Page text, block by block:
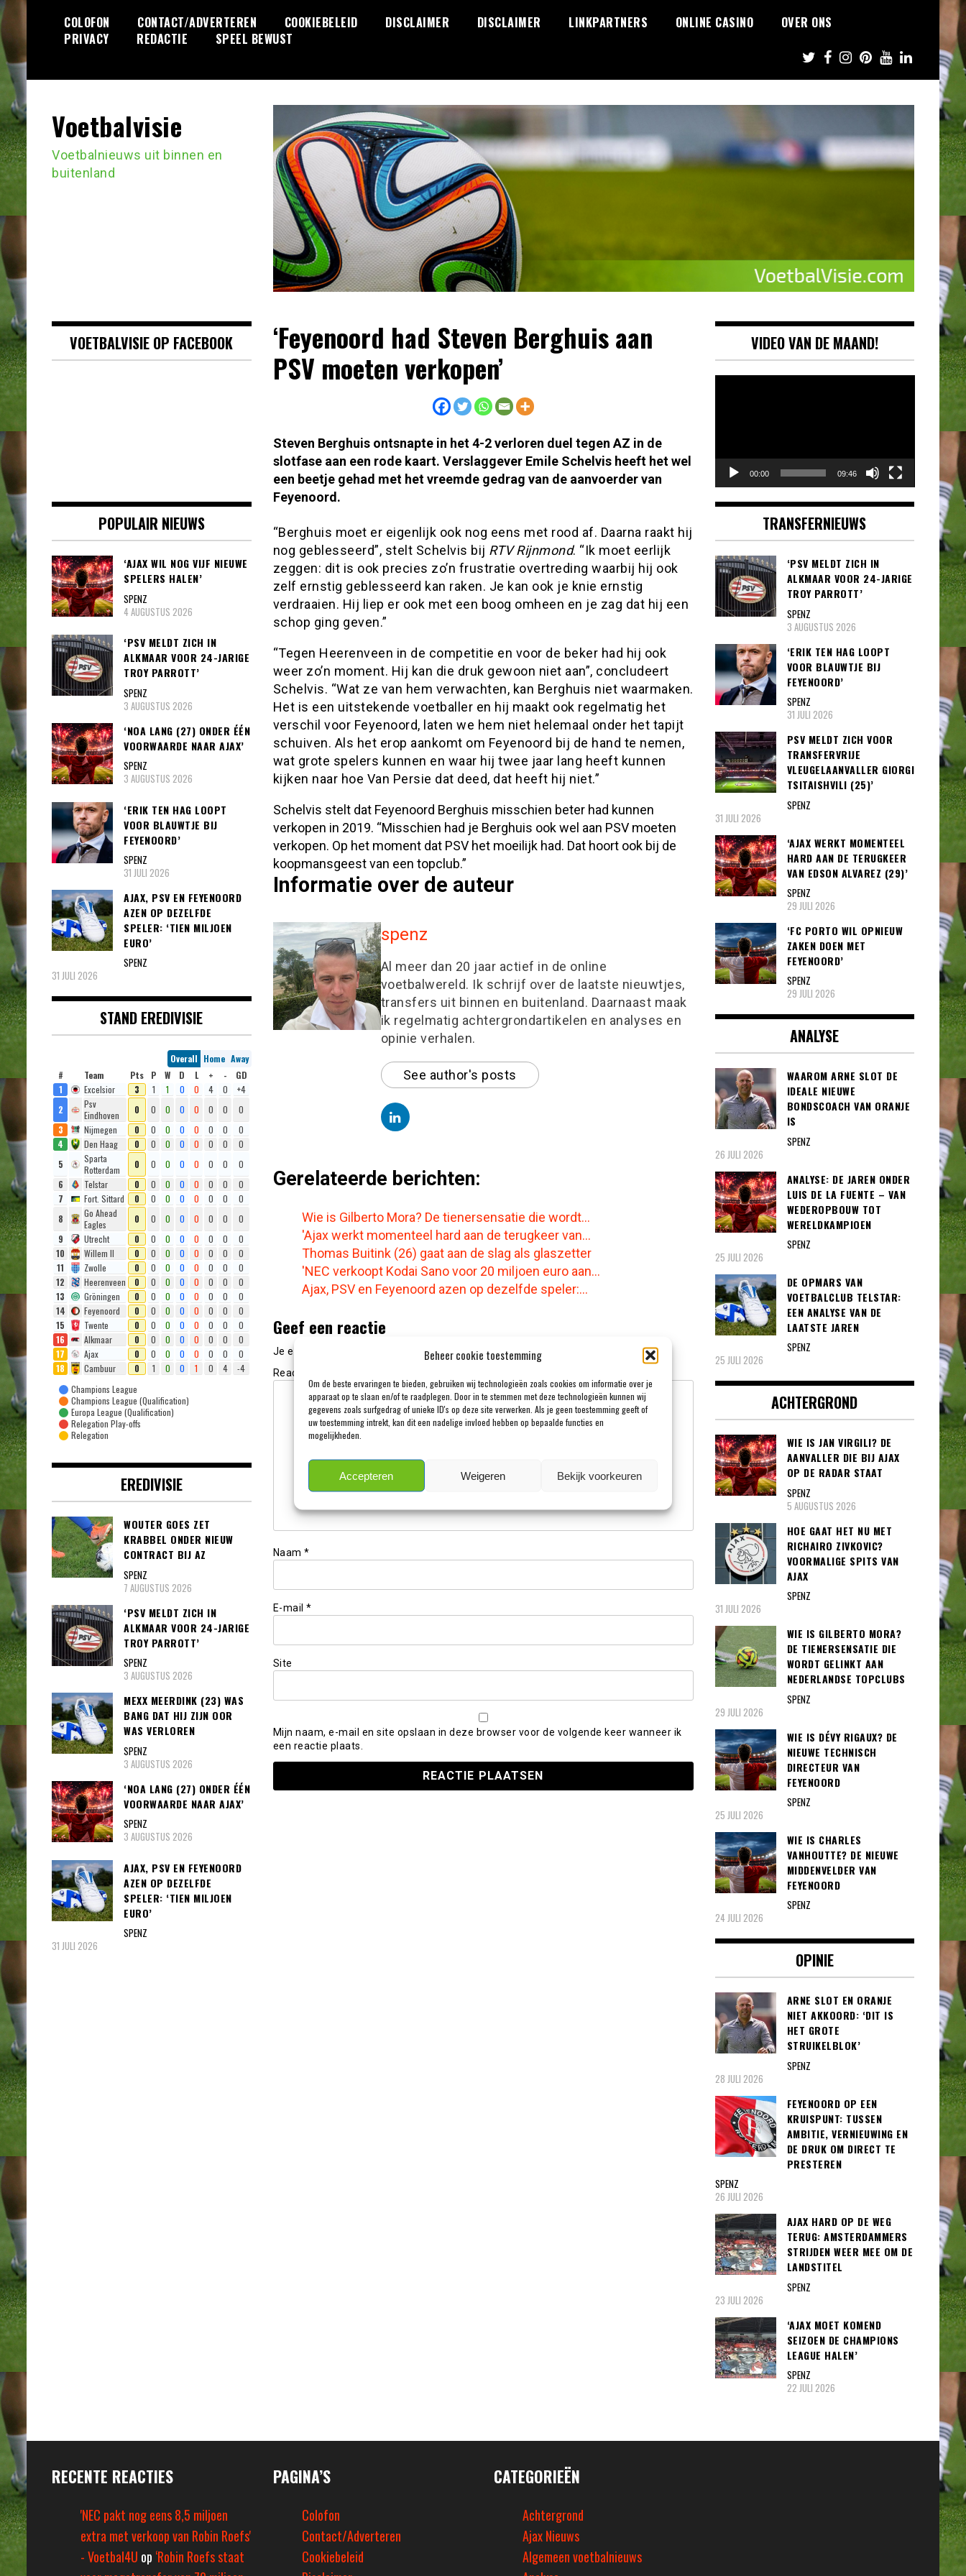
Beheer cookie toestemming
Om de beste ervaringen te bieden, gebruiken wij technologieën zoals cookies om informatie over je
apparaat op te slaan en/of te raadplegen. Door in te stemmen met deze technologieën kunnen wij
gegevens zoals surfgedrag of unieke ID's op deze site verwerken. Als je geen toestemming geeft of
uw toestemming intrekt, kan dit een nadelige invloed hebben op bepaalde functies en
mogelijkheden.
Accepteren Weigeren Bekijk voorkeuren
Ga
de
inhoud
COLOFON CONTACT/ADVERTEREN COOKIEBELEID DISCLAIMER DISCLAIMER LINKPARTNERS ONLINE CASINO
OVER ONS
PRIVACY
REDACTIE SPEEL BEWUST
Voetbalvisie
Voetbalnieuws uit binnen en
buitenland
‘Feyenoord had Steven Berghuis aan
PSV moeten verkopen’
Steven Berghuis ontsnapte in het 4-2 verloren duel tegen AZ in de
slotfase aan een rode kaart. Verslaggever Emile Schelvis heeft het wel
een beetje gehad met het vreemde gedrag van de aanvoerder van
Feyenoord.
“Berghuis moet er eigenlijk ook nog eens met rood af. Daarna raakt hij
nog geblesseerd”, stelt Schelvis bij RTV Rijnmond. “Ik moet eerlijk
zeggen: dit is ook precies zo’n frustratie overtreding waarbij hij ook
zelf ernstig geblesseerd kan raken. Je kan ook je knie ernstig
verdraaien. Hij liep er ook met een boog omheen en je zag dat hij een
schop ging geven.”
“Tegen Heerenveen in de competitie en voor de beker had hij ook
weer zo’n moment. Hij kan die druk gewoon niet aan”, concludeert
Schelvis. “Wat ze van hem verwachten, kan Berghuis niet waarmaken.
Het is een uitstekende voetballer en hij maakt ook regelmatig het
verschil voor Feyenoord, laten we hem niet helemaal onder het tapijt
schuiven. Als het erop aankomt om Feyenoord bij de hand te nemen,
wat grote spelers kunnen en waar hij twee jaar lang heeft kunnen
kijken naar hoe Van Persie dat deed, dat heeft hij niet.”
Schelvis stelt dat Feyenoord Berghuis misschien beter had kunnen
verkopen in 2019. “Misschien had je Berghuis ook wel aan PSV moeten
verkopen. Op het moment dat PSV het moeilijk had. Dat hoort ook bij de
koopmansgeest van een topclub.”
Informatie over de auteur
spenz
Al meer dan 20 jaar actief in de online
voetbalwereld. Ik schrijf over de laatste nieuwtjes,
transfers uit binnen en buitenland. Daarnaast maak
ik regelmatig achtergrondartikelen en analyses en
opinie verhalen.
See author's posts
Gerelateerde berichten:
Wie is Gilberto Mora? De tienersensatie die wordt…
'Ajax werkt momenteel hard aan de terugkeer van…
Thomas Buitink (26) gaat aan de slag als glaszetter
'NEC verkoopt Kodai Sano voor 20 miljoen euro aan…
Ajax, PSV en Feyenoord azen op dezelfde speler:…
Geef een reactie
Je e-mailadres wordt niet gepubliceerd. Vereiste velden zijn gemarkeerd met*
Reactie
Naam *
E-mail *
Site
Mijn naam, e-mail en site opslaan in deze browser voor de volgende keer wanneer ik
een reactie plaats.
VOETBALVISIE OP FACEBOOK
POPULAIR NIEUWS
‘AJAX WIL NOG VIJF NIEUWE
SPELERS HALEN’
SPENZ
4 AUGUSTUS 2026
‘PSV MELDT ZICH IN
ALKMAAR VOOR 24-JARIGE
TROY PARROTT’
SPENZ
3 AUGUSTUS 2026
‘NOA LANG (27) ONDER ÉÉN
VOORWAARDE NAAR AJAX’
SPENZ
3 AUGUSTUS 2026
‘ERIK TEN HAG LOOPT
VOOR BLAUWTJE BIJ
FEYENOORD’
SPENZ
31 JULI 2026
AJAX, PSV EN FEYENOORD
AZEN OP DEZELFDE
SPELER: ‘TIEN MILJOEN
EURO’
SPENZ
31 JULI 2026
STAND EREDIVISIE
Overall Home Away
#
Team Pts P W D L + -
GD
1
Excelsior 3 1 1 0 0 4 0
+4
2
Psv
Eindhoven
0 0 0 0 0 0 0
0
3
Nijmegen 0 0 0 0 0 0 0
0
4
Den Haag 0 0 0 0 0 0 0
0
5
Sparta
Rotterdam
0 0 0 0 0 0 0
0
6
Telstar 0 0 0 0 0 0 0
0
7
Fort. Sittard 0 0 0 0 0 0 0
0
8
Go Ahead
Eagles
0 0 0 0 0 0 0
0
9
Utrecht 0 0 0 0 0 0 0
0
10
Willem II 0 0 0 0 0 0 0
0
11
Zwolle 0 0 0 0 0 0 0
0
12
Heerenveen 0 0 0 0 0 0 0
0
13
Gröningen 0 0 0 0 0 0 0
0
14
Feyenoord 0 0 0 0 0 0 0
0
15
Twente 0 0 0 0 0 0 0
0
16
Alkmaar 0 0 0 0 0 0 0
0
17
Ajax 0 0 0 0 0 0 0
0
18
Cambuur 0 1 0 0 1 0 4
-4
Champions League
Champions League (Qualification)
Europa League (Qualification)
Relegation Play-offs
Relegation
EREDIVISIE
WOUTER GOES ZET
KRABBEL ONDER NIEUW
CONTRACT BIJ AZ
SPENZ
7 AUGUSTUS 2026
‘PSV MELDT ZICH IN
ALKMAAR VOOR 24-JARIGE
TROY PARROTT’
SPENZ
3 AUGUSTUS 2026
MEXX MEERDINK (23) WAS
BANG DAT HIJ ZIJN OOR
WAS VERLOREN
SPENZ
3 AUGUSTUS 2026
‘NOA LANG (27) ONDER ÉÉN
VOORWAARDE NAAR AJAX’
SPENZ
3 AUGUSTUS 2026
AJAX, PSV EN FEYENOORD
AZEN OP DEZELFDE
SPELER: ‘TIEN MILJOEN
EURO’
SPENZ
31 JULI 2026
VIDEO VAN DE MAAND!
00:00 09:46
TRANSFERNIEUWS
‘PSV MELDT ZICH IN
ALKMAAR VOOR 24-JARIGE
TROY PARROTT’
SPENZ
3 AUGUSTUS 2026
‘ERIK TEN HAG LOOPT
VOOR BLAUWTJE BIJ
FEYENOORD’
SPENZ
31 JULI 2026
PSV MELDT ZICH VOOR
TRANSFERVRIJE
VLEUGELAANVALLER GIORGI
TSITAISHVILI (25)’
SPENZ
31 JULI 2026
‘AJAX WERKT MOMENTEEL
HARD AAN DE TERUGKEER
VAN EDSON ALVAREZ (29)’
SPENZ
29 JULI 2026
‘FC PORTO WIL OPNIEUW
ZAKEN DOEN MET
FEYENOORD’
SPENZ
29 JULI 2026
ANALYSE
WAAROM ARNE SLOT DE
IDEALE NIEUWE
BONDSCOACH VAN ORANJE
IS
SPENZ
26 JULI 2026
ANALYSE: DE JAREN ONDER
LUIS DE LA FUENTE – VAN
WEDEROPBOUW TOT
WERELDKAMPIOEN
SPENZ
25 JULI 2026
DE OPMARS VAN
VOETBALCLUB TELSTAR:
EEN ANALYSE VAN DE
LAATSTE JAREN
SPENZ
25 JULI 2026
ACHTERGROND
WIE IS JAN VIRGILI? DE
AANVALLER DIE BIJ AJAX
OP DE RADAR STAAT
SPENZ
5 AUGUSTUS 2026
HOE GAAT HET NU MET
RICHAIRO ZIVKOVIC?
VOORMALIGE SPITS VAN
AJAX
SPENZ
31 JULI 2026
WIE IS GILBERTO MORA?
DE TIENERSENSATIE DIE
WORDT GELINKT AAN
NEDERLANDSE TOPCLUBS
SPENZ
29 JULI 2026
WIE IS DÉVY RIGAUX? DE
NIEUWE TECHNISCH
DIRECTEUR VAN
FEYENOORD
SPENZ
25 JULI 2026
WIE IS CHARLES
VANHOUTTE? DE NIEUWE
MIDDENVELDER VAN
FEYENOORD
SPENZ
24 JULI 2026
OPINIE
ARNE SLOT EN ORANJE
NIET AKKOORD: ‘DIT IS
HET GROTE
STRUIKELBLOK’
SPENZ
28 JULI 2026
FEYENOORD OP EEN
KRUISPUNT: TUSSEN
AMBITIE, VERNIEUWING EN
DE DRUK OM DIRECT TE
PRESTEREN
SPENZ
26 JULI 2026
AJAX HARD OP DE WEG
TERUG: AMSTERDAMMERS
STRIJDEN WEER MEE OM DE
LANDSTITEL
SPENZ
23 JULI 2026
‘AJAX MOET KOMEND
SEIZOEN DE CHAMPIONS
LEAGUE HALEN’
SPENZ
22 JULI 2026
RECENTE REACTIES
'NEC pakt nog eens 8,5 miljoen
extra met verkoop van Robin Roefs'
- Voetbal4U op ‘Robin Roefs staat
PAGINA’S
Colofon
Contact/Adverteren
Cookiebeleid
CATEGORIEËN
Achtergrond
Ajax Nieuws
Algemeen voetbalnieuws